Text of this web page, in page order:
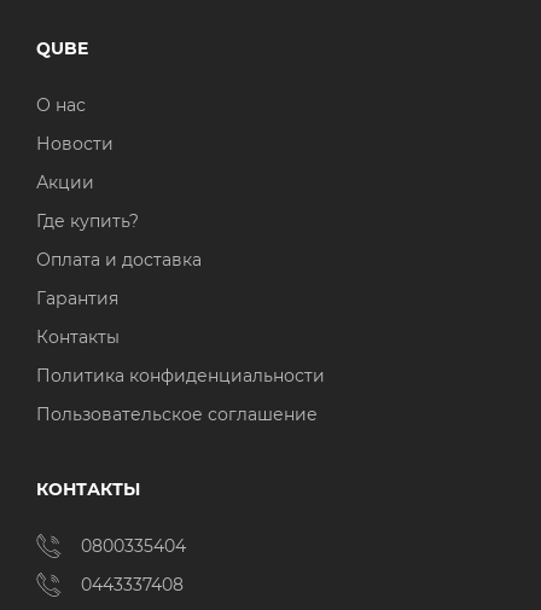
QUBE
О нас
Новости
Акции
Где купить?
Оплата и доставка
Гарантия
Контакты
Политика конфиденциальности
Пользовательское соглашение
КОНТАКТЫ
0800335404
0443337408